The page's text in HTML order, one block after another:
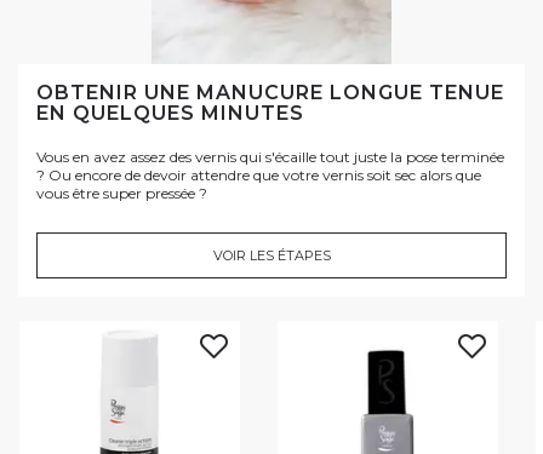
OBTENIR UNE MANUCURE LONGUE TENUE
EN QUELQUES MINUTES
Vous en avez assez des vernis qui s'écaille tout juste la pose terminée
? Ou encore de devoir attendre que votre vernis soit sec alors que
vous être super pressée ?
VOIR LES ÉTAPES